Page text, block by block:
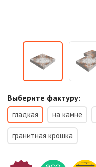
Выберите фактуру:
гладкая на камне
гранитная крошка